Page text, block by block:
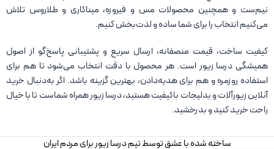
نیم‌ست و همچنین محصولات مس و فیروزه، میناکاری و طلاروس تلاش
می‌کنیم انتخاب را برای شما ساده و لذت‌بخش کنیم.
کیفیت ساخت، قیمت منصفانه، ارسال سریع و پشتیبانی پاسخ‌گو از اصول
همیشگی درسا زیور است. هر محصول با دقت انتخاب می‌شود تا هم برای
استفاده روزمره و هم برای هدیه‌دادن، بهترین گزینه باشد. اگر به‌دنبال خرید
آنلاین زیورآلات و بدلیجات باکیفیت هستید، درسا زیور همراه شماست تا با خیال
راحت خرید کنید و بدرخشید.
ساخته شده با عشق توسط تیم درسا زیور برای مردم ایران